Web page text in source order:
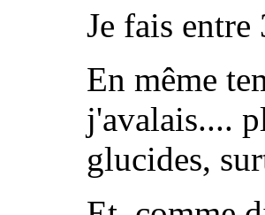
Je fais entre
En même
j'avalais....
glucides,